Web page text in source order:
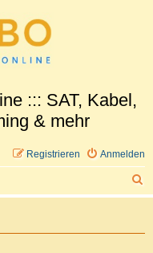
::: SAT, Kabel,
& mehr
Anmelden
Registrieren
u